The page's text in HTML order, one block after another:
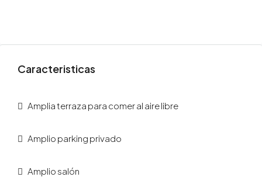
Caracteristicas
Amplia terraza para comer al aire libre
Amplio parking privado
Amplio salón